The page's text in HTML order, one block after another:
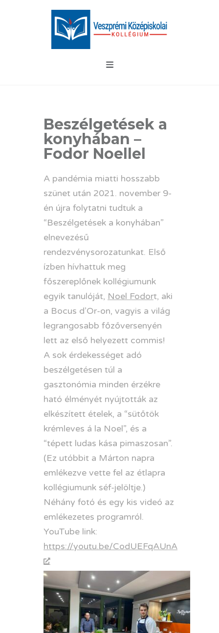
Beszélgetések a
konyhában –
Fodor Noellel
A pandémia miatti hosszabb
szünet után 2021. november 9-
én újra folytatni tudtuk a
“Beszélgetések a konyhában”
elnevezésű
rendezvénysorozatunkat. Első
ízben hívhattuk meg
főszereplőnek kollégiumunk
egyik tanulóját, Noel Fodort, aki
a Bocus d’Or-on, vagyis a világ
legrangosabb főzőversenyén
lett az első helyezett commis!
A sok érdekességet adó
beszélgetésen túl a
gasztonómia minden érzékre
ható élményét nyújtották az
elkészített ételek, a “sütőtök
krémleves á la Noel”, és a
“tépett ludas kása pimaszosan”.
(Ez utóbbit a Márton napra
emlékezve vette fel az étlapra
kollégiumunk séf-jelöltje.)
Néhány fotó és egy kis videó az
emlékezetes programról.
YouTube link:
https://youtu.be/CodUEFqAUnA